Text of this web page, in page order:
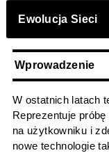
Ewolucja Sieci
Wprowadzenie
W ostatnich latach
Reprezentuje
na użytkowniku i
nowe technologie